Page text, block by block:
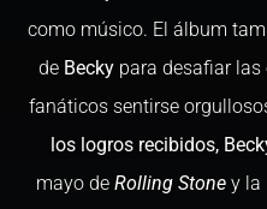
como músico. El álbum
de Beckypara desafiar las
fanáticos sentirse
los logros recibidos,
mayo de Rolling Stoney la